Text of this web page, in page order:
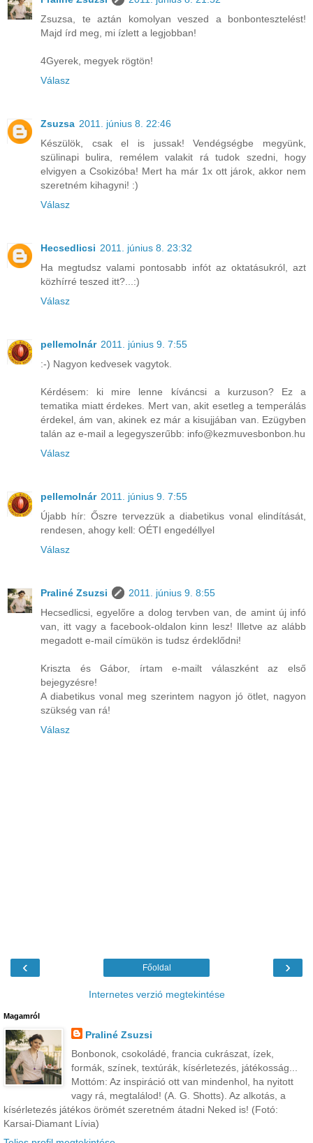
Zsuzsa, te aztán komolyan veszed a bonbontesztelést!
Majd írd meg, mi ízlett a legjobban!
4Gyerek, megyek rögtön!
Válasz
Zsuzsa 2011. június 8. 22:46
Készülök, csak el is jussak! Vendégségbe megyünk,
szülinapi bulira, remélem valakit rá tudok szedni, hogy
elvigyen a Csokizóba! Mert ha már 1x ott járok, akkor nem
szeretném kihagyni! :)
Válasz
Hecsedlicsi 2011. június 8. 23:32
Ha megtudsz valami pontosabb infót az oktatásukról, azt
közhírré teszed itt?...:)
Válasz
pellemolnár 2011. június 9. 7:55
:-) Nagyon kedvesek vagytok.
Kérdésem: ki mire lenne kíváncsi a kurzuson? Ez a
tematika miatt érdekes. Mert van, akit esetleg a temperálás
érdekel, ám van, akinek ez már a kisujjában van. Ezügyben
talán az e-mail a legegyszerűbb: info@kezmuvesbonbon.hu
Válasz
pellemolnár 2011. június 9. 7:55
Újabb hír: Őszre tervezzük a diabetikus vonal elindítását,
rendesen, ahogy kell: OÉTI engedéllyel
Válasz
Praliné Zsuzsi
2011. június 9. 8:55
Hecsedlicsi, egyelőre a dolog tervben van, de amint új infó
van, itt vagy a facebook-oldalon kinn lesz! Illetve az alább
megadott e-mail címükön is tudsz érdeklődni!
Kriszta és Gábor, írtam e-mailt válaszként az első
bejegyzésre!
A diabetikus vonal meg szerintem nagyon jó ötlet, nagyon
szükség van rá!
Válasz
‹ ›
Főoldal
Internetes verzió megtekintése
Magamról
Praliné Zsuzsi
Bonbonok, csokoládé, francia cukrászat, ízek,
formák, színek, textúrák, kísérletezés, játékosság...
Mottóm: Az inspiráció ott van mindenhol, ha nyitott
vagy rá, megtalálod! (A. G. Shotts). Az alkotás, a
kísérletezés játékos örömét szeretném átadni Neked is! (Fotó:
Karsai-Diamant Lívia)